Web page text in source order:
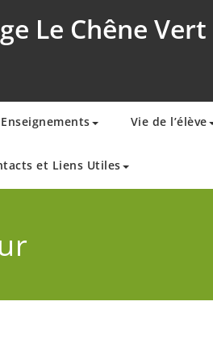
Le Chêne Vert
Vie de l’élève
et Liens Utiles